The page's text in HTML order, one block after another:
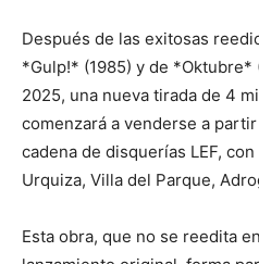
Después de las exitosas
*Gulp!* (1985) y de *Oktubre*
2025, una nueva tirada de 4
comenzará a venderse a
cadena de disquerías LEF,
Urquiza, Villa del Parque,
Esta obra, que no se reedita